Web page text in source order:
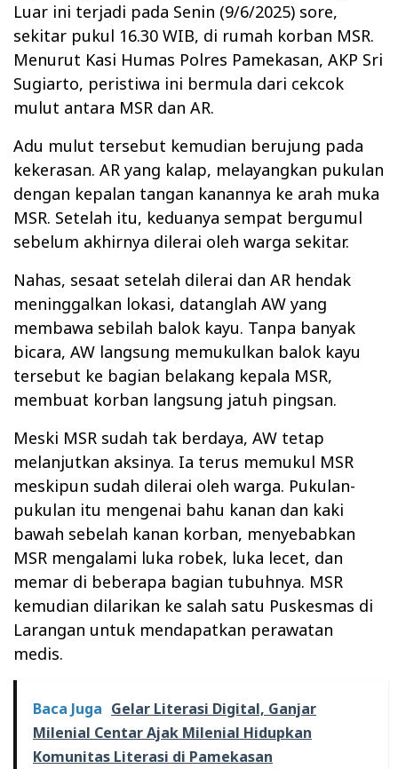
Luar ini terjadi pada Senin (9/6/2025) sore,
sekitar pukul 16.30 WIB, di rumah korban MSR.
Menurut Kasi Humas Polres Pamekasan, AKP Sri
Sugiarto, peristiwa ini bermula dari cekcok
mulut antara MSR dan AR.
Adu mulut tersebut kemudian berujung pada
kekerasan. AR yang kalap, melayangkan pukulan
dengan kepalan tangan kanannya ke arah muka
MSR. Setelah itu, keduanya sempat bergumul
sebelum akhirnya dilerai oleh warga sekitar.
Nahas, sesaat setelah dilerai dan AR hendak
meninggalkan lokasi, datanglah AW yang
membawa sebilah balok kayu. Tanpa banyak
bicara, AW langsung memukulkan balok kayu
tersebut ke bagian belakang kepala MSR,
membuat korban langsung jatuh pingsan.
Meski MSR sudah tak berdaya, AW tetap
melanjutkan aksinya. Ia terus memukul MSR
meskipun sudah dilerai oleh warga. Pukulan-
pukulan itu mengenai bahu kanan dan kaki
bawah sebelah kanan korban, menyebabkan
MSR mengalami luka robek, luka lecet, dan
memar di beberapa bagian tubuhnya. MSR
kemudian dilarikan ke salah satu Puskesmas di
Larangan untuk mendapatkan perawatan
medis.
Baca Juga Gelar Literasi Digital, Ganjar
Milenial Centar Ajak Milenial Hidupkan
Komunitas Literasi di Pamekasan